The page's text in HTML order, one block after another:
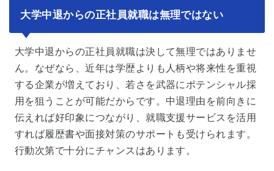
大学中退からの正社員就職は無理ではない
大学中退からの正社員就職は決して無理ではありませ
ん。なぜなら、近年は学歴よりも人柄や将来性を重視
する企業が増えており、若さを武器にポテンシャル採
用を狙うことが可能だからです。中退理由を前向きに
伝えれば好印象につながり、就職支援サービスを活用
すれば履歴書や面接対策のサポートも受けられます。
行動次第で十分にチャンスはあります。